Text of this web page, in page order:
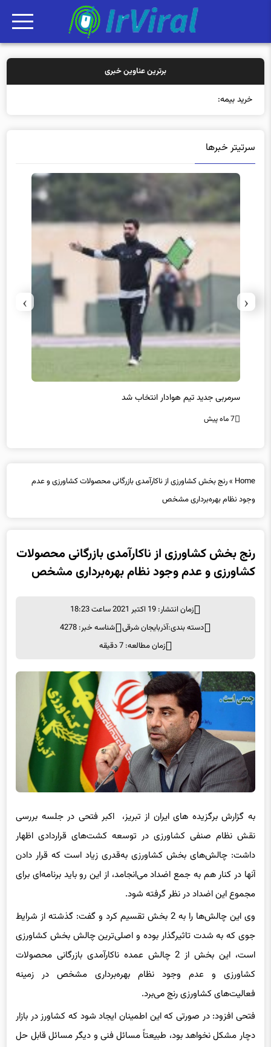
برترین عناوین خبری
خرید بیمه: سنتی یا آ
سرتیتر خبرها
سرمربی جدید تیم هوادار انتخاب شد
7 ماه پیش
‹
›
Home
»رنج بخش کشاورزی از ناکارآمدی بازرگانی محصولات کشاورزی و عدم
وجود نظام بهره‌برداری مشخص
رنج بخش کشاورزی از ناکارآمدی بازرگانی محصولات
کشاورزی و عدم وجود نظام بهره‌برداری مشخص
زمان انتشار: 19 اکتبر 2021 ساعت 18:23
دسته بندی:آذربایجان شرقی شناسه خبر: 4278
زمان مطالعه: 7 دقیقه
به گزارش برگزیده های ایران از تبریز، اکبر فتحی در جلسه بررسی
نقش نظام صنفی کشاورزی در توسعه کشت‌های قراردادی اظهار
داشت: چالش‌های بخش کشاورزی به‌قدری زیاد است که قرار دادن
آنها در کنار هم به جمع اضداد می‌انجامد، از این رو باید برنامه‌ای برای
مجموع این اضداد در نظر گرفته شود.
وی این چالش‌ها را به 2 بخش تقسیم کرد و گفت: گذشته از شرایط
جوی که به شدت تاثیرگذار بوده و اصلی‌ترین چالش بخش کشاورزی
است، این بخش از 2 چالش عمده ناکارآمدی بازرگانی محصولات
کشاورزی و عدم وجود نظام بهره‌برداری مشخص در زمینه
فعالیت‌های کشاورزی رنج می‌برد.
فتحی افزود: در صورتی که این اطمینان ایجاد شود که کشاورز در بازار
دچار مشکل نخواهد بود، طبیعتاً مسائل فنی و دیگر مسائل قابل حل